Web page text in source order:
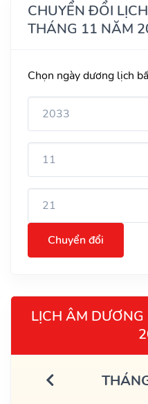
CHUYỂN ĐỔI
THÁNG 11 NĂM
Chọn ngày dương lịch
Chuyển đổi
LỊCH ÂM